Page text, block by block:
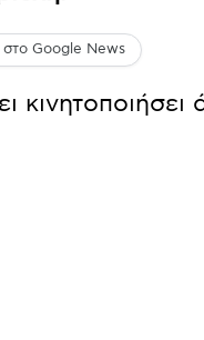
στο Google News